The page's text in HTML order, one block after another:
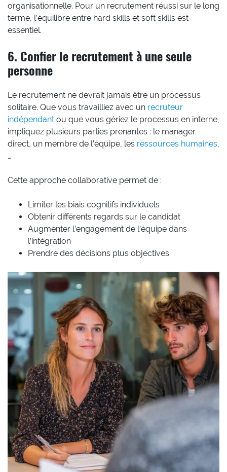
organisationnelle. Pour un recrutement réussi sur le long
terme, l’équilibre entre hard skills et soft skills est
essentiel.
6. Confier le recrutement à une seule
personne
Le recrutement ne devrait jamais être un processus
solitaire. Que vous travailliez avec un recruteur
indépendant ou que vous gériez le processus en interne,
impliquez plusieurs parties prenantes : le manager
direct, un membre de l’équipe, les ressources humaines,
…
Cette approche collaborative permet de :
Limiter les biais cognitifs individuels
Obtenir différents regards sur le candidat
Augmenter l’engagement de l’équipe dans
l’intégration
Prendre des décisions plus objectives